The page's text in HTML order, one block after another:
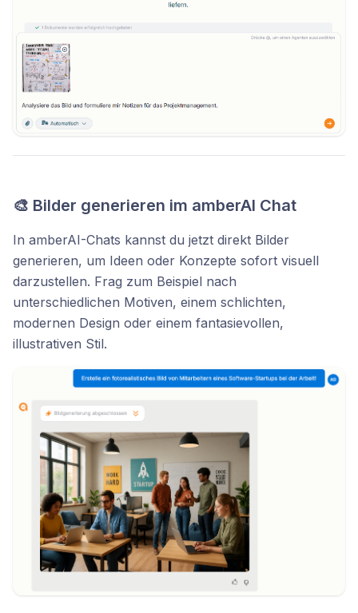
🎨 Bilder generieren im amberAI Chat
In amberAI-Chats kannst du jetzt direkt Bilder
generieren, um Ideen oder Konzepte sofort visuell
darzustellen. Frag zum Beispiel nach
unterschiedlichen Motiven, einem schlichten,
modernen Design oder einem fantasievollen,
illustrativen Stil.